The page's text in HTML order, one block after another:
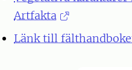
Artfakta
Länk till